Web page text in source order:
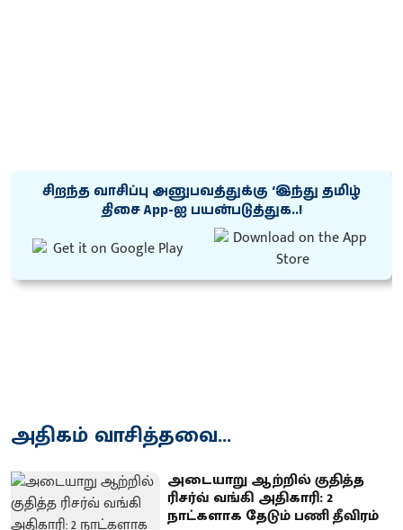
சிறந்த வாசிப்பு அனுபவத்துக்கு ‘இந்து தமிழ்
திசை App-ஐ பயன்படுத்துக..!
அதிகம் வாசித்தவை...
அடையாறு ஆற்றில் குதித்த
ரிசர்வ் வங்கி அதிகாரி: 2
நாட்களாக தேடும் பணி தீவிரம்